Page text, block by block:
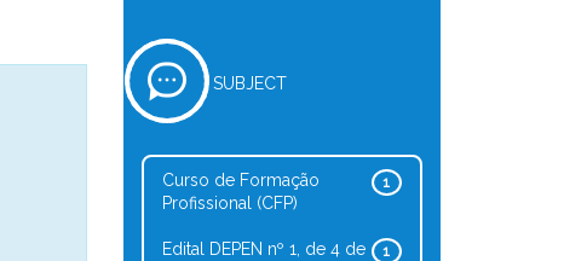
SUBJECT
1
Curso de Formação
Profissional (CFP)
1
Edital DEPEN nº 1, de 4 de